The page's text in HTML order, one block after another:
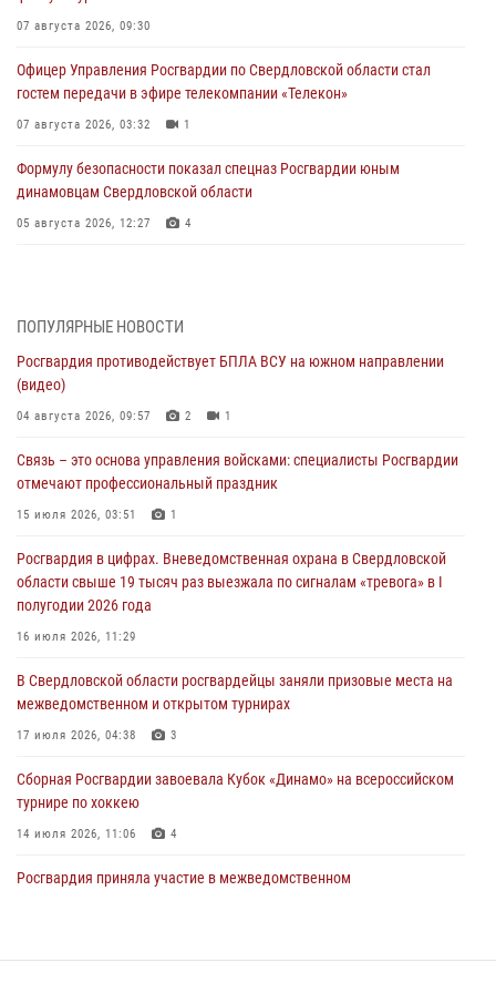
07 августа 2026, 09:30
Офицер Управления Росгвардии по Свердловской области стал
гостем передачи в эфире телекомпании «Телекон»
07 августа 2026, 03:32 1
Формулу безопасности показал спецназ Росгвардии юным
динамовцам Свердловской области
05 августа 2026, 12:27 4
05 августа 2026, 05:44 10
Росгвардия противодействует БПЛА ВСУ на южном направлении
(видео)
04 августа 2026, 09:57 2 1
Росгвардия приняла участие в обеспечении безопасности Дня
города в Екатеринбурге
03 августа 2026, 07:43
Росгвардия приняла участие в межведомственном
антитеррористическом учении в Свердловской области
31 июля 2026, 12:27
направлении
31 июля 2026, 06:56
ПОПУЛЯРНЫЕ НОВОСТИ
Росгвардия противодействует БПЛА ВСУ на южном направлении
(видео)
04 августа 2026, 09:57 2 1
Связь – это основа управления войсками: специалисты Росгвардии
отмечают профессиональный праздник
15 июля 2026, 03:51 1
Росгвардия в цифрах. Вневедомственная охрана в Свердловской
области свыше 19 тысяч раз выезжала по сигналам «тревога» в I
полугодии 2026 года
16 июля 2026, 11:29
В Свердловской области росгвардейцы заняли призовые места на
межведомственном и открытом турнирах
17 июля 2026, 04:38 3
Сборная Росгвардии завоевала Кубок «Динамо» на всероссийском
турнире по хоккею
14 июля 2026, 11:06 4
Росгвардия приняла участие в межведомственном